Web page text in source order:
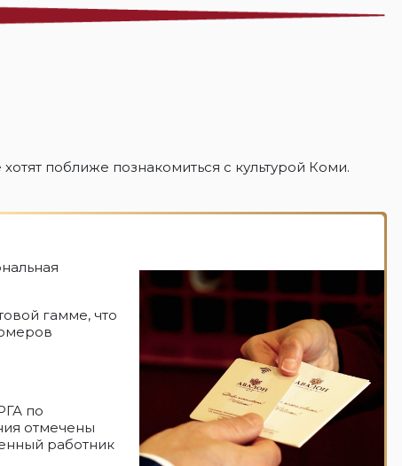
поближе познакомиться с культурой Коми.
гамме, что
по
отмечены
работник